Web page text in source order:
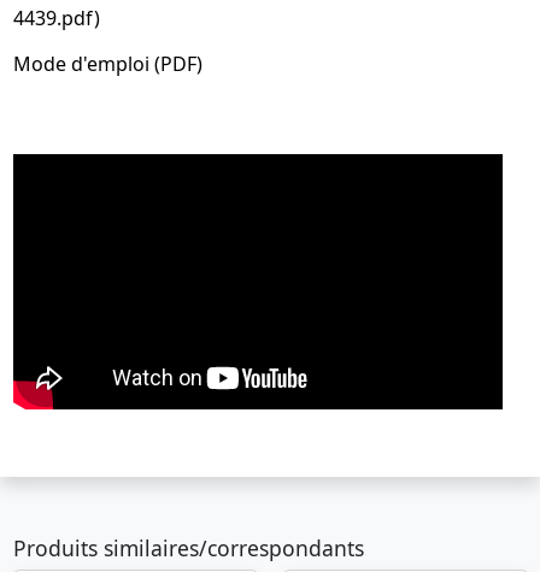
4439.pdf)
Mode d'emploi (PDF)
Produits similaires/correspondants